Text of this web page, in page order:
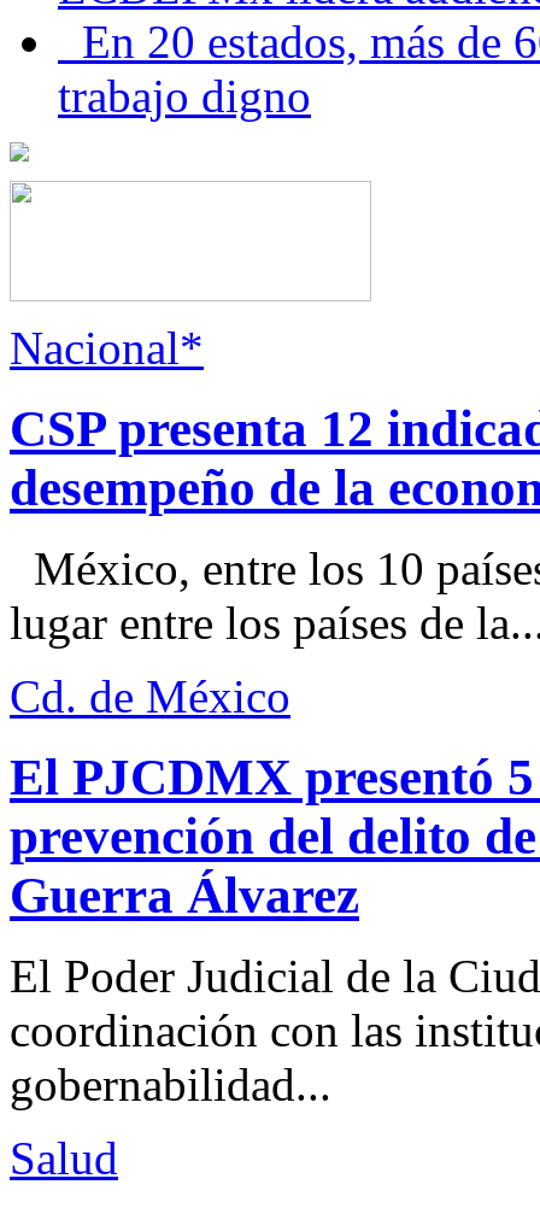
En 20 estados, más de
trabajo digno
Nacional*
CSP presenta 12
desempeño de la
México, entre los 10
lugar entre los países de
Cd. de México
El PJCDMX presentó
prevención del delito
Guerra Álvarez
El Poder Judicial de la
coordinación con las
gobernabilidad...
Salud